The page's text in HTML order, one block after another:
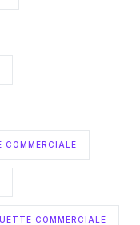
COMMERCIALE
COMMERCIALE